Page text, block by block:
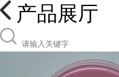
产品展厅